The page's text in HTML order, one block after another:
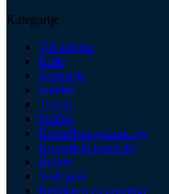
Kategorije
Tuš kabine
Kade
Sanitarije
Slavine
Tuševi
Pločice
Kupatilska galanterija
Kupatilski nameštaj
Bojleri
Sudopere
Radijatori za kupatilo